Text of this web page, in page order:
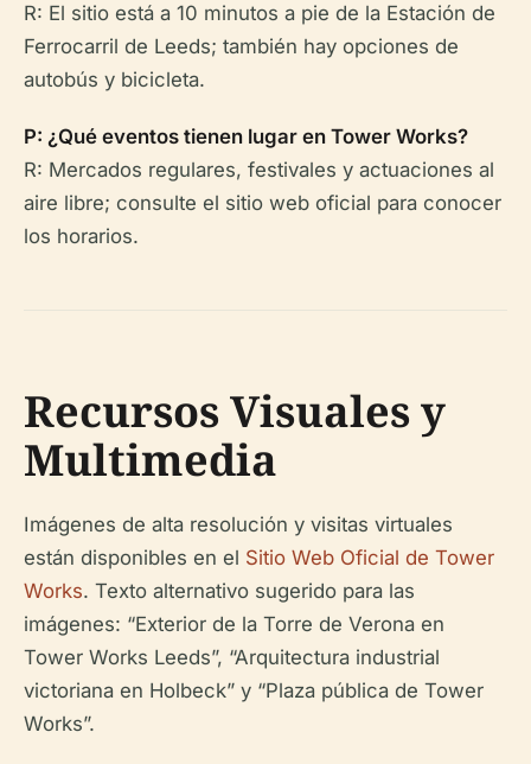
R: El sitio está a 10 minutos a pie de la Estación de
Ferrocarril de Leeds; también hay opciones de
autobús y bicicleta.
P: ¿Qué eventos tienen lugar en Tower Works?
R: Mercados regulares, festivales y actuaciones al
aire libre; consulte el sitio web oficial para conocer
los horarios.
Recursos Visuales y
Multimedia
Imágenes de alta resolución y visitas virtuales
están disponibles en el Sitio Web Oficial de Tower
Works. Texto alternativo sugerido para las
imágenes: “Exterior de la Torre de Verona en
Tower Works Leeds”, “Arquitectura industrial
victoriana en Holbeck” y “Plaza pública de Tower
Works”.